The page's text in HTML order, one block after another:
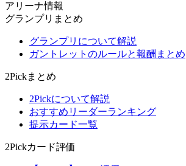
アリーナ情報
グランプリまとめ
グランプリについて解説
ガントレットのルールと報酬まとめ
2Pickまとめ
2Pickについて解説
おすすめリーダーランキング
提示カード一覧
2Pickカード評価